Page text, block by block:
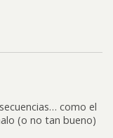
como el
(o no tan bueno)